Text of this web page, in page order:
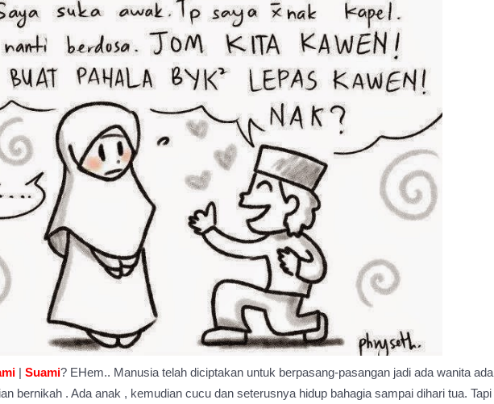
| Suami? EHem.. Manusia telah diciptakan untuk berpasang-pasangan jadi ada wanita ada
bernikah . Ada anak , kemudian cucu dan seterusnya hidup bahagia sampai dihari tua. Tapi